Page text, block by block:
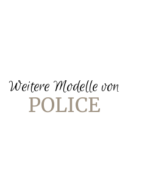
Weitere Modelle von
POLICE